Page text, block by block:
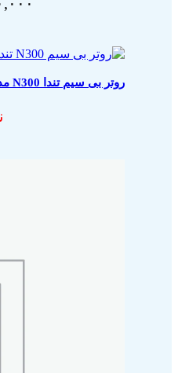
روتر بی سیم تندا N300 مدل F6v4.0